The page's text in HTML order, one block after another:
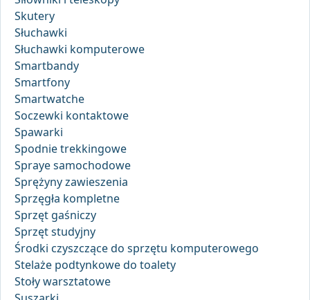
Skutery
Słuchawki
Słuchawki komputerowe
Smartbandy
Smartfony
Smartwatche
Soczewki kontaktowe
Spawarki
Spodnie trekkingowe
Spraye samochodowe
Sprężyny zawieszenia
Sprzęgła kompletne
Sprzęt gaśniczy
Sprzęt studyjny
Środki czyszczące do sprzętu komputerowego
Stelaże podtynkowe do toalety
Stoły warsztatowe